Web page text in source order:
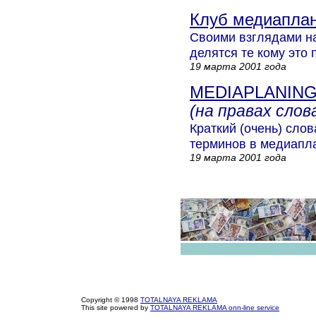
Клуб
Своими взглядами
делятся те кому это
19 марта 2001 года
(на правах
Краткий (очень)
терминов в
19 марта 2001 года
Copyright © 1998 TOTALNAYA REKLAMA
This site powered by TOTALNAYA REKLAMA onn-line service